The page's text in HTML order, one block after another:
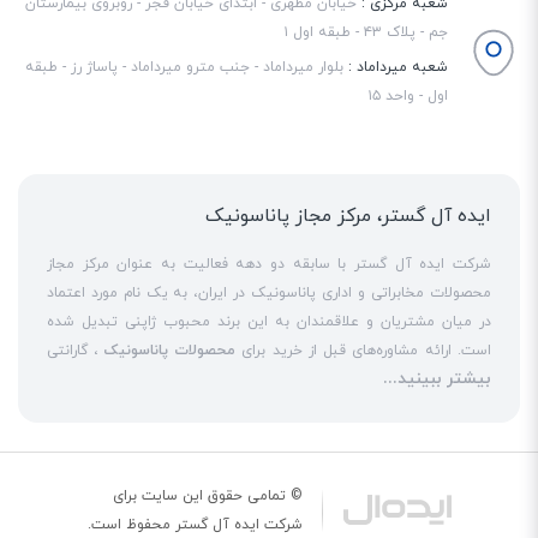
اینترنت در سفر بسیار کاربردی است. مدیریت کاربران به‌سادگی انجام می‌شود و افت
محسوس کیفیت در استفاده‌های معمول دیده نمی‌شود.
جم - پلاک ۴۳ - طبقه اول ۱
شعبه میرداماد : بلوار میرداماد - جنب مترو میرداماد - پاساژ رز - طبقه
اول - واحد ۱۵
ایده آل گستر، مرکز مجاز پاناسونیک
شرکت ایده آل گستر با سابقه دو دهه فعالیت به عنوان مرکز مجاز
محصولات مخابراتی و اداری پاناسونیک در ایران، به یک نام مورد اعتماد
در میان مشتریان و علاقمندان به این برند محبوب ژاپنی تبدیل شده
است. ارائه مشاوره‌های قبل از خرید برایمحصولات پاناسونیک، گارانتی
18 ماهه معتبر و شرکتی برای کلیه محصولات عرضه شده و تعهد کامل
انواع مراکز
سانترال
است. این مهم با اتکا به تکنسین‌های فنی و مجرب
که در ایننمایندگی سانترال پاناسونیک حاضر هستند، حاصل می‌شود. به
بیشتر ببینید...
© تمامی حقوق این سایت برای
شرکتایده آل گسترمحفوظ است.